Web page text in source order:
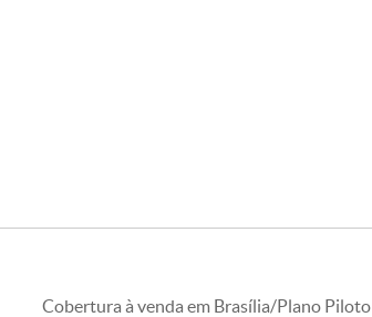
Cobertura à venda em Brasília/Plano Piloto